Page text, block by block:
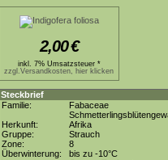
2,00€
inkl. 7% Umsatzsteuer *
zzgl.Versandkosten, hier klicken
Steckbrief
Familie:
Fabaceae
Herkunft:
Afrika
Gruppe:
Strauch
Zone:
8
Überwinterung:
bis zu -10°C